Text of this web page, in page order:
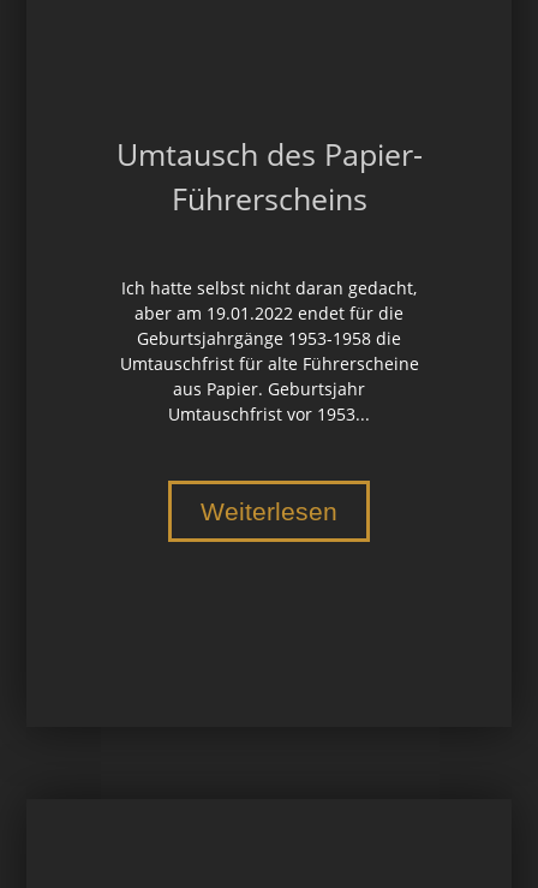
Umtausch des Papier-
Führerscheins
Ich hatte selbst nicht daran gedacht,
aber am 19.01.2022 endet für die
Geburtsjahrgänge 1953-1958 die
Umtauschfrist für alte Führerscheine
aus Papier. Geburtsjahr
Umtauschfrist vor 1953...
Weiterlesen